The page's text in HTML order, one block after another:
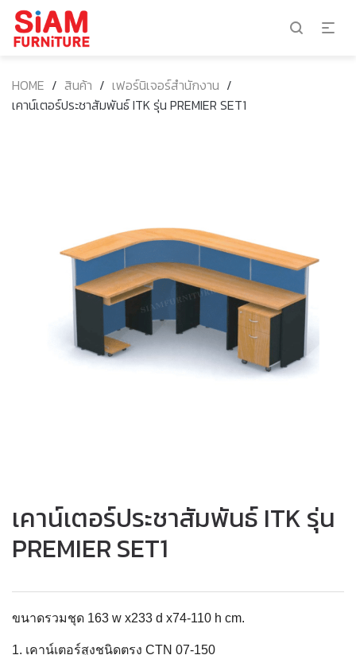
HOME / สินค้า / เฟอร์นิเจอร์สำนักงาน /
เคาน์เตอร์ประชาสัมพันธ์ ITK รุ่น PREMIER SET1
เคาน์เตอร์ประชาสัมพันธ์ ITK รุ่น
PREMIER SET1
ขนาดรวมชุด 163 w x233 d x74-110 h cm.
1. เคาน์เตอร์สูงชนิดตรง CTN 07-150